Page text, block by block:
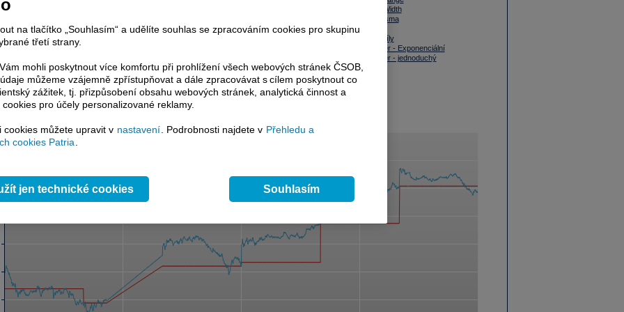
průměr 1
průměr 2
select
select
select
select
Bollinger Band Width
Bollingerova pásma
Donchian kanál
Index relativní síly
Klouzavý průměr - Exponenciální
Klouzavý průměr - jednoduchý
MACD
Momentum
On Balance Volume Index (OBV)
na tlačítko „Souhlasím“ a udělíte souhlas se zpracováním cookies pro skupinu
třetí strany.
mohli poskytnout více komfortu při prohlížení všech webových stránek ČSOB,
můžeme vzájemně zpřístupňovat a dále zpracovávat s cílem poskytnout co
zážitek, tj. přizpůsobení obsahu webových stránek, analytická činnost a
pro účely personalizované reklamy.
cookies můžete upravit v nastavení. Podrobnosti najdete v Přehledu a
cookies Patria.
jen technické cookies Souhlasím